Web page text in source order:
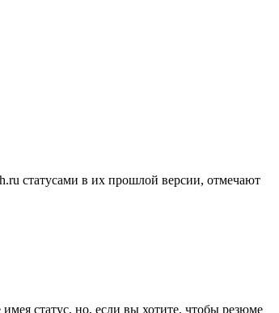
статусами в их прошлой версии, отмечают
статус, но, если вы хотите, чтобы резюме